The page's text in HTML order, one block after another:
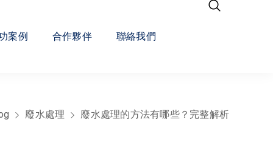
案例 合作夥伴 聯絡我們
廢水處理 廢水處理的方法有哪些？完整解析